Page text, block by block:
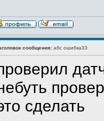
сообщения: абс ошибка33
сделать